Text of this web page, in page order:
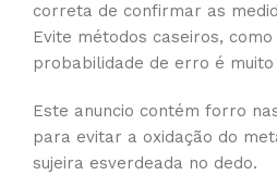
correta de confirmar as
Evite métodos caseiros,
probabilidade de erro é muito
Este anuncio contém forro
para evitar a oxidação do
sujeira esverdeada no dedo.